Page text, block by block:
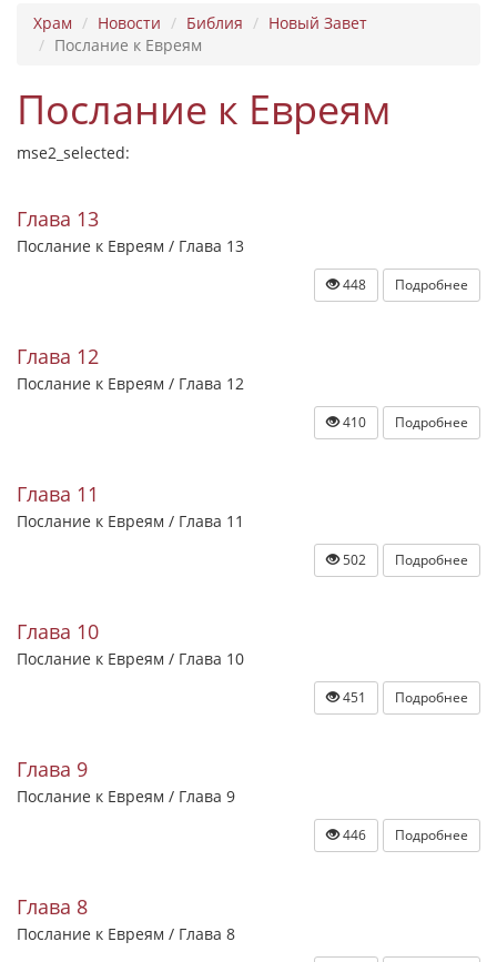
Храм Новости Библия
Новый Завет
Послание к Евреям
Послание к Евреям
mse2_selected:
Глава 13
Послание к Евреям / Глава 13
448 Подробнее
Глава 12
Послание к Евреям / Глава 12
410 Подробнее
Глава 11
Послание к Евреям / Глава 11
502 Подробнее
Глава 10
Послание к Евреям / Глава 10
451 Подробнее
Глава 9
Послание к Евреям / Глава 9
446 Подробнее
Глава 8
Послание к Евреям / Глава 8